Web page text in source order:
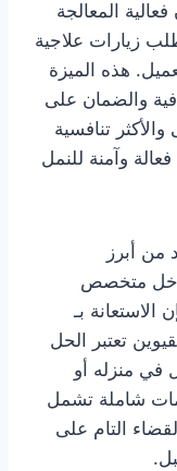
المعالجة
زيارات علاجية
هذه الميزة
والضمان على
تنافسية
وآمنة للنمل
من أبرز
تدخل متخصص
الاستعانة بـ
تعتبر الحل
في منزله أو
شاملة تشمل
التام على